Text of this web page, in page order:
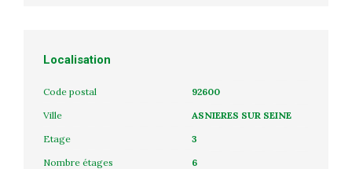
Localisation
Code postal
92600
Ville
ASNIERES SUR SEINE
Etage
3
Nombre étages
6